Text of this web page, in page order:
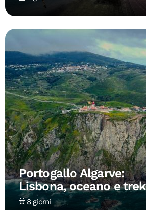
Portogallo Algarve:
Lisbona, oceano e
8 giorni